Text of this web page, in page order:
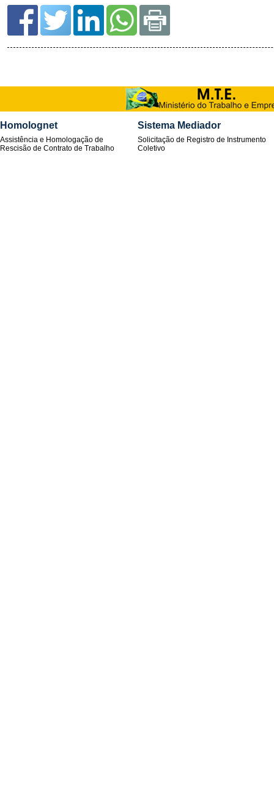
Homolognet
Assistência e Homologação de
Rescisão de Contrato de Trabalho
Sistema Mediador
Solicitação de Registro de Instrumento
Coletivo